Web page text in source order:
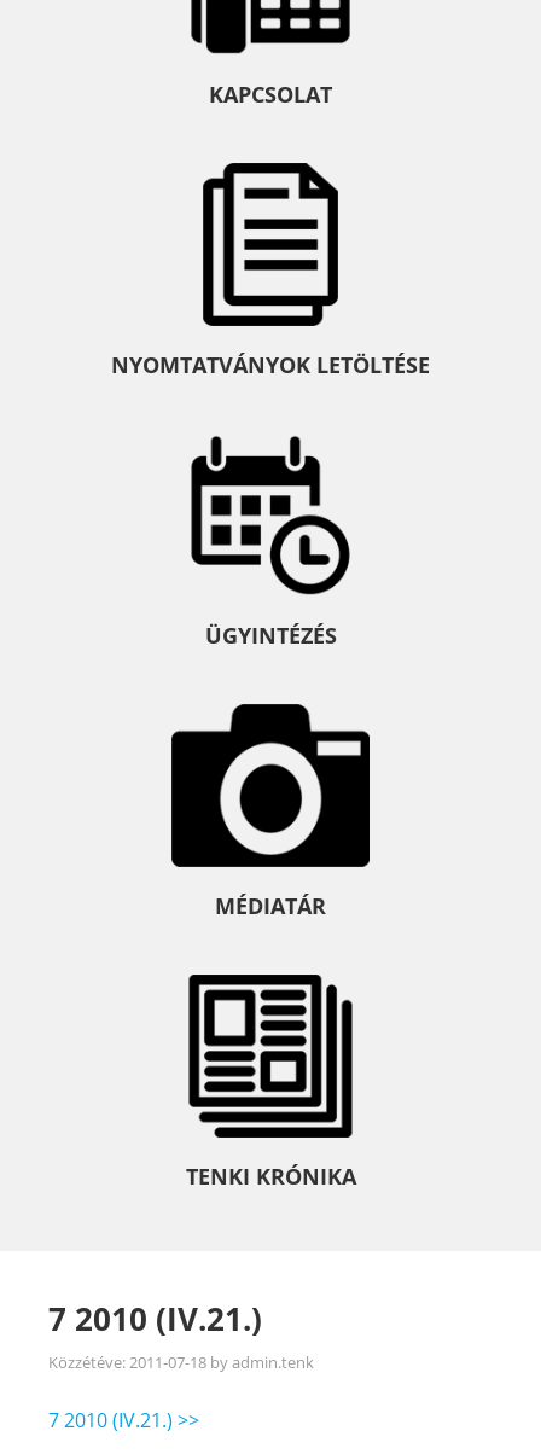
KAPCSOLAT
NYOMTATVÁNYOK LETÖLTÉSE
ÜGYINTÉZÉS
MÉDIATÁR
TENKI KRÓNIKA
7 2010 (IV.21.)
Közzétéve:2011-07-18 byadmin.tenk
7 2010 (IV.21.) >>